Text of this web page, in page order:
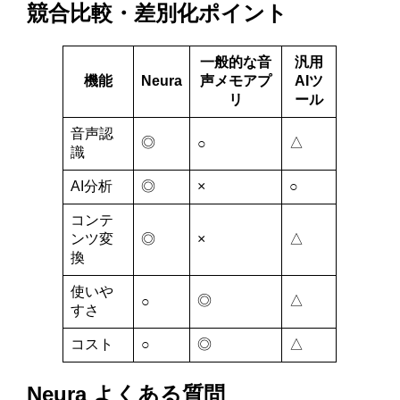
競合比較・差別化ポイント
機能 Neura
一般的な音
声メモアプ
リ
汎用
AIツ
ール
音声認
識
◎ ○ △
AI分析 ◎ × ○
コンテ
ンツ変
換
◎ × △
使いや
すさ
○ ◎ △
コスト ○ ◎ △
Neura よくある質問